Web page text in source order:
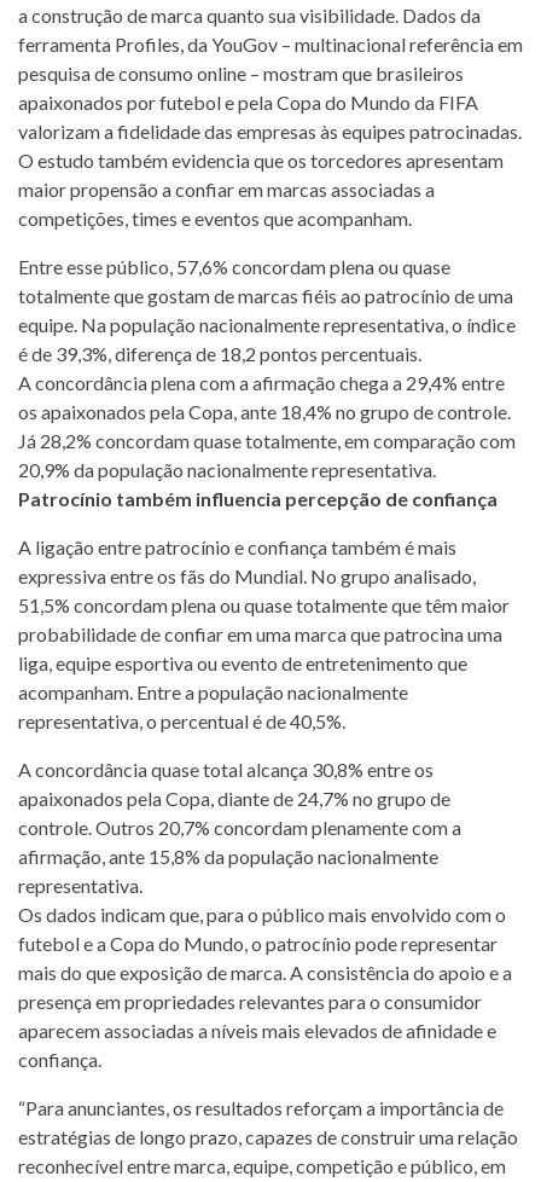
a construção de marca quanto sua visibilidade. Dados da
ferramenta Profiles, da YouGov – multinacional referência em
pesquisa de consumo online – mostram que brasileiros
apaixonados por futebol e pela Copa do Mundo da FIFA
valorizam a fidelidade das empresas às equipes patrocinadas.
O estudo também evidencia que os torcedores apresentam
maior propensão a confiar em marcas associadas a
competições, times e eventos que acompanham.
Entre esse público, 57,6% concordam plena ou quase
totalmente que gostam de marcas fiéis ao patrocínio de uma
equipe. Na população nacionalmente representativa, o índice
é de 39,3%, diferença de 18,2 pontos percentuais.
A concordância plena com a afirmação chega a 29,4% entre
os apaixonados pela Copa, ante 18,4% no grupo de controle.
Já 28,2% concordam quase totalmente, em comparação com
20,9% da população nacionalmente representativa.
Patrocínio também influencia percepção de confiança
A ligação entre patrocínio e confiança também é mais
expressiva entre os fãs do Mundial. No grupo analisado,
51,5% concordam plena ou quase totalmente que têm maior
probabilidade de confiar em uma marca que patrocina uma
liga, equipe esportiva ou evento de entretenimento que
acompanham. Entre a população nacionalmente
representativa, o percentual é de 40,5%.
A concordância quase total alcança 30,8% entre os
apaixonados pela Copa, diante de 24,7% no grupo de
controle. Outros 20,7% concordam plenamente com a
afirmação, ante 15,8% da população nacionalmente
representativa.
Os dados indicam que, para o público mais envolvido com o
futebol e a Copa do Mundo, o patrocínio pode representar
mais do que exposição de marca. A consistência do apoio e a
presença em propriedades relevantes para o consumidor
aparecem associadas a níveis mais elevados de afinidade e
confiança.
“Para anunciantes, os resultados reforçam a importância de
estratégias de longo prazo, capazes de construir uma relação
reconhecível entre marca, equipe, competição e público, em